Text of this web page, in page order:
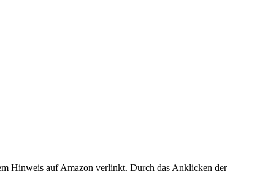
Hinweis auf Amazon verlinkt. Durch das Anklicken der